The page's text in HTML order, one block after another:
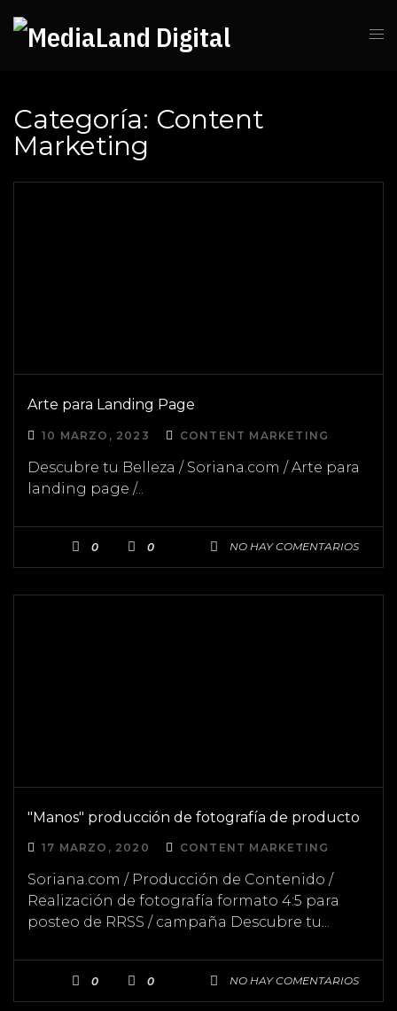
Categoría: Content
Marketing
Arte para Landing Page
10 MARZO, 2023 CONTENT MARKETING
Descubre tu Belleza / Soriana.com / Arte para
landing page /...
0 0 NO HAY COMENTARIOS
"Manos" producción de fotografía de producto
17 MARZO, 2020 CONTENT MARKETING
Soriana.com / Producción de Contenido /
Realización de fotografía formato 4:5 para
posteo de RRSS / campaña Descubre tu...
0 0 NO HAY COMENTARIOS